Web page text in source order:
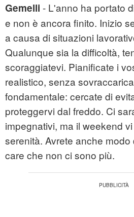
Gemelli - L'anno ha portato
e non è ancora finito. Inizio
a causa di situazioni
Qualunque sia la difficoltà,
scoraggiatevi. Pianificate i
realistico, senza
fondamentale: cercate di
proteggervi dal freddo. Ci
impegnativi, ma il weekend
serenità. Avrete anche
care che non ci sono più.